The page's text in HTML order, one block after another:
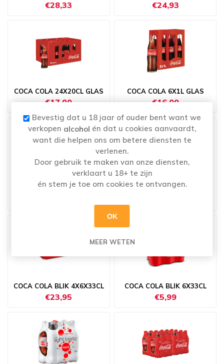
€28,33 €24,93
COCA COLA 24X20CL GLAS
€17,00
COCA COLA 6X1L GLAS
€16,00
COCA COLA 6X1L PET COCA COLA BLIK 24X33CL
COCA COLA BLIK 4X6X33CL
€23,95
COCA COLA BLIK 6X33CL
€5,99
Bevestig dat u 18 jaar of ouder bent want we
verkopen alcohol én dat u cookies aanvaardt,
want die helpen ons om betere diensten te
verlenen.
Door gebruik te maken van onze diensten,
verklaart u 18+ te zijn
én stem je toe om cookies te ontvangen.
OK
MEER WETEN